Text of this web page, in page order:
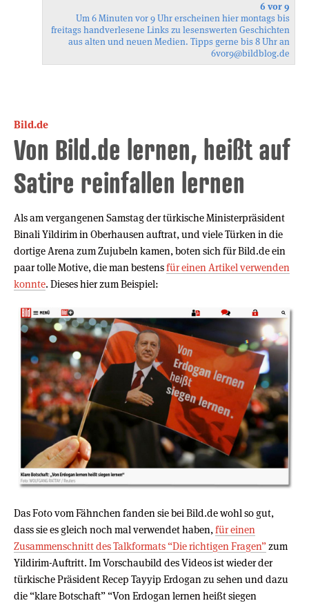
6 vor 9
Um 6 Minuten vor 9 Uhr erscheinen hier montags bis
freitags handverlesene Links zu lesenswerten Geschichten
aus alten und neuen Medien. Tipps gerne bis 8 Uhr an
6vor9@bildblog.de
Bild.de
Von Bild.de lernen, heißt auf
Satire reinfallen lernen
Als am vergangenen Samstag der türkische Ministerpräsident
Binali Yildirim in Oberhausen auftrat, und viele Türken in die
dortige Arena zum Zujubeln kamen, boten sich für Bild.de ein
paar tolle Motive, die man bestensfür einen Artikel verwenden
konnte. Dieses hier zum Beispiel:
Das Foto vom Fähnchen fanden sie bei Bild.de wohl so gut,
dass sie es gleich noch mal verwendet haben,für einen
Zusammenschnitt des Talkformats “Die richtigen Fragen”zum
Yildirim-Auftritt. Im Vorschaubild des Videos ist wieder der
türkische Präsident Recep Tayyip Erdogan zu sehen und dazu
die “klare Botschaft” “Von Erdogan lernen heißt siegen